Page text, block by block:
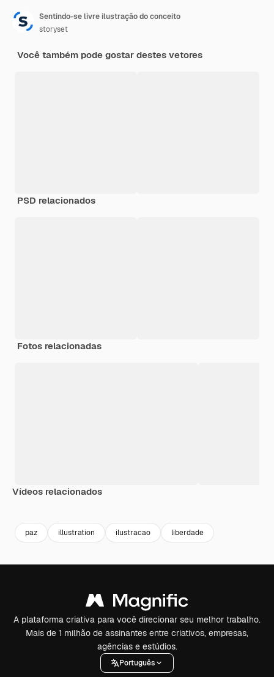
Sentindo-se livre ilustração do conceito
storyset
Você também pode gostar destes vetores
PSD relacionados
Fotos relacionadas
Vídeos relacionados
paz illustration ilustracao liberdade
A plataforma criativa para você direcionar seu melhor trabalho.
Mais de 1 milhão de assinantes entre criativos, empresas,
agências e estúdios.
Português